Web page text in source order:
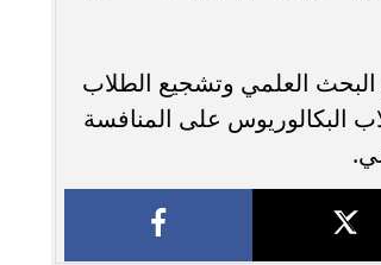
البحث العلمي وتشجيع الطلاب
البكالوريوس على المنافسة